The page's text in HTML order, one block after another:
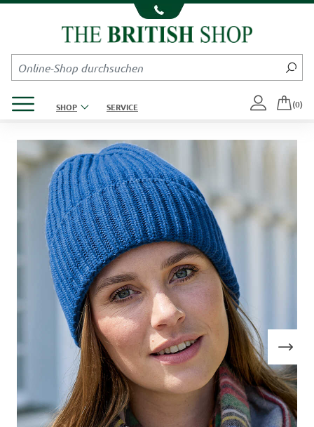
Kompletten Head der Seite überspringen
SHOP SERVICE (0)